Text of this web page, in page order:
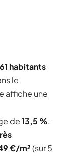
habitants
le
affiche une
de13,5 %.
€/m²(sur 5